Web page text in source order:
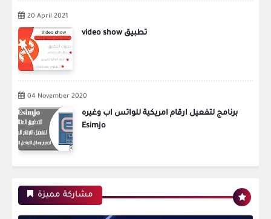
20 April 2021
video show تطبيق
04 November 2020
برنامج لتفعيل ارقام امريكية للواتس اب وغيره
Esimjo
مشاركة مميزة